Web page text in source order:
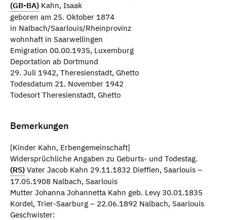
(GB-BA) Kahn, Isaak
geboren am 25. Oktober 1874
in Nalbach/Saarlouis/Rheinprovinz
wohnhaft in Saarwellingen
Emigration 00.00.1935, Luxemburg
Deportation ab Dortmund
29. Juli 1942, Theresienstadt, Ghetto
Todesdatum 21. November 1942
Todesort Theresienstadt, Ghetto
Bemerkungen
[Kinder Kahn, Erbengemeinschaft]
Widersprüchliche Angaben zu Geburts- und Todestag.
(RS) Vater Jacob Kahn 29.11.1832 Diefflen, Saarlouis –
17.05.1908 Nalbach, Saarlouis
Mutter Johanna Johannetta Kahn geb. Levy 30.01.1835
Kordel, Trier-Saarburg – 22.06.1892 Nalbach, Saarlouis
Geschwister: